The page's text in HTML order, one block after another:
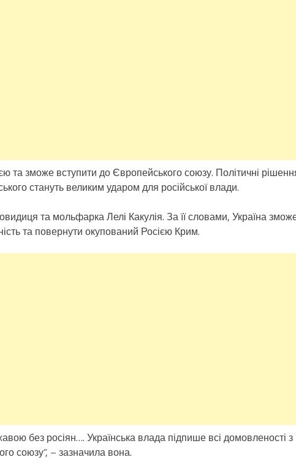
та зможе вступити до Європейського союзу. Політичні
стануть великим ударом для російської влади.
та мольфарка Лелі Какулія. За її словами, Україна
та повернути окупований Росією Крим.
без росіян…. Українська влада підпише всі домовленості з
союзу”, – зазначила вона.